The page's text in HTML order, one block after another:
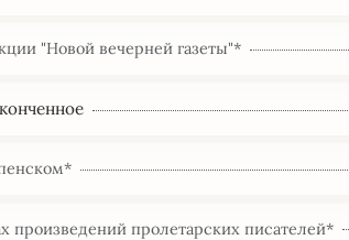
"Новой вечерней газеты"*
произведений пролетарских писателей*